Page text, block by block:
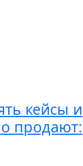
кейсы и
продают: